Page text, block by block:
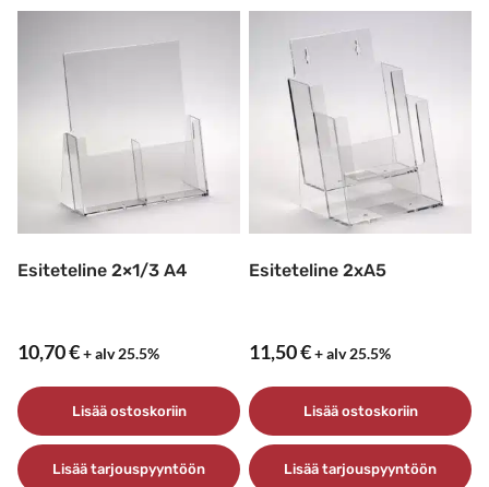
Esiteteline 2×1/3 A4
10,70€+ alv 25.5%
Lisää ostoskoriin
Lisää tarjouspyyntöön
Esiteteline 2xA5
11,50€+ alv 25.5%
Lisää ostoskoriin
Lisää tarjouspyyntöön